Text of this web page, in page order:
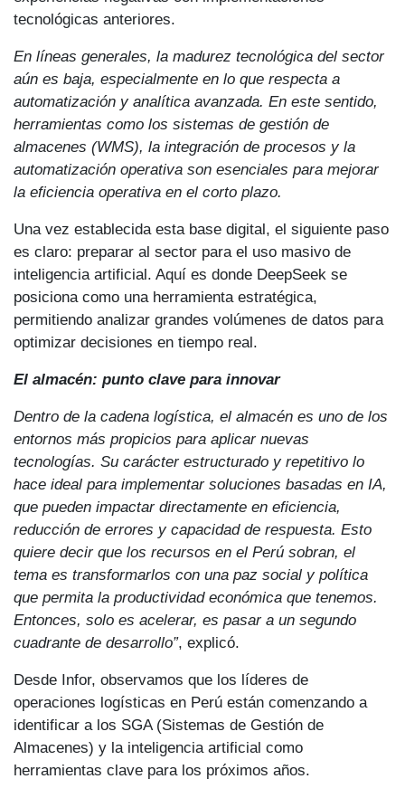
tecnológicas anteriores.
En líneas generales, la madurez tecnológica del sector
aún es baja, especialmente en lo que respecta a
automatización y analítica avanzada. En este sentido,
herramientas como los sistemas de gestión de
almacenes (WMS), la integración de procesos y la
automatización operativa son esenciales para mejorar
la eficiencia operativa en el corto plazo.
Una vez establecida esta base digital, el siguiente paso
es claro: preparar al sector para el uso masivo de
inteligencia artificial. Aquí es donde DeepSeek se
posiciona como una herramienta estratégica,
permitiendo analizar grandes volúmenes de datos para
optimizar decisiones en tiempo real.
El almacén: punto clave para innovar
Dentro de la cadena logística, el almacén es uno de los
entornos más propicios para aplicar nuevas
tecnologías. Su carácter estructurado y repetitivo lo
hace ideal para implementar soluciones basadas en IA,
que pueden impactar directamente en eficiencia,
reducción de errores y capacidad de respuesta. Esto
quiere decir que los recursos en el Perú sobran, el
tema es transformarlos con una paz social y política
que permita la productividad económica que tenemos.
Entonces, solo es acelerar, es pasar a un segundo
cuadrante de desarrollo”, explicó.
Desde Infor, observamos que los líderes de
operaciones logísticas en Perú están comenzando a
identificar a los SGA (Sistemas de Gestión de
Almacenes) y la inteligencia artificial como
herramientas clave para los próximos años.